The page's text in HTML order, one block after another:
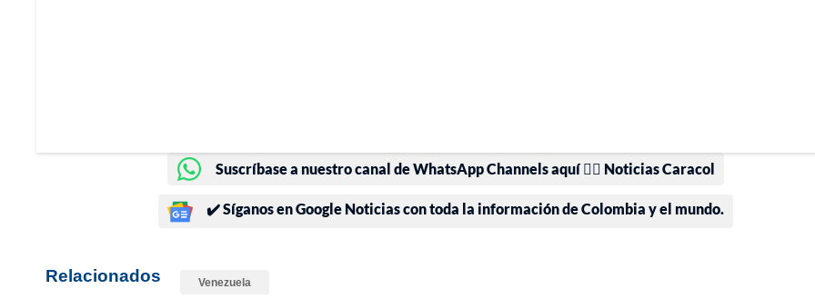
Suscríbase a nuestro canal de WhatsApp Channels aquí 👉🏻 Noticias Caracol
✔️ Síganos en Google Noticias con toda la información de Colombia y el mundo.
Relacionados Venezuela